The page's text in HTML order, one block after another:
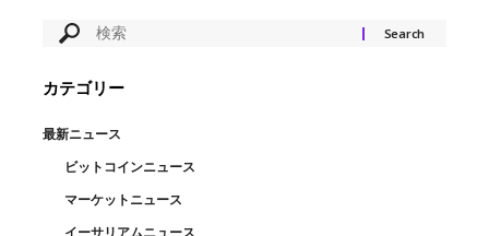
カテゴリー
最新ニュース
ビットコインニュース
マーケットニュース